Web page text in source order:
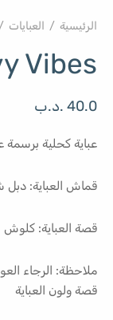
الرئيسية / العبايات /
Vibes
40.0 .د.ب
عباية كحلية برسمة
قماش العباية:
قصة العباية: كلوش
ملاحظة: الرجاء
قصة ولون العباية